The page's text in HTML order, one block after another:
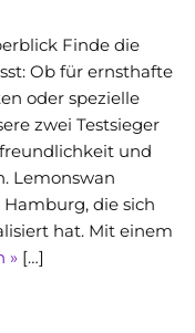
Finde die
Ob für ernsthafte
oder spezielle
zwei Testsieger
und
Lemonswan
die sich
hat. Mit einem
» […]